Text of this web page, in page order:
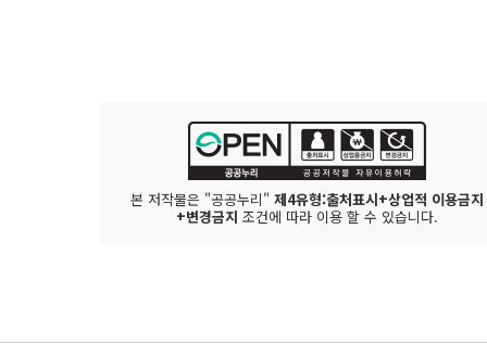
본 저작물은 "공공누리" 제4유형:출처표시+상업적 이용금지
+변경금지 조건에 따라 이용 할 수 있습니다.